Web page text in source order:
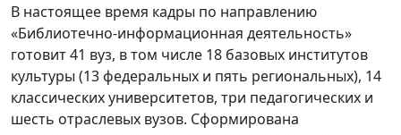
В настоящее время кадры по направлению
«Библиотечно-информационная деятельность»
готовит 41 вуз, в том числе 18 базовых институтов
культуры (13 федеральных и пять региональных), 14
классических университетов, три педагогических и
шесть отраслевых вузов. Сформирована